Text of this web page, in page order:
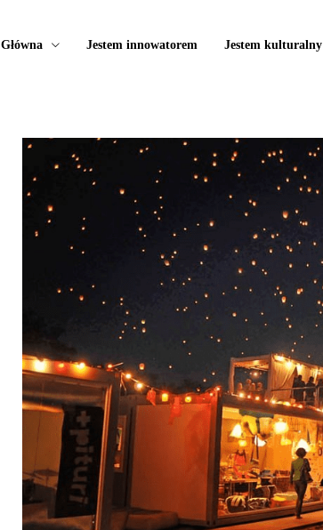
Główna Jestem innowatorem Jestem kulturalny